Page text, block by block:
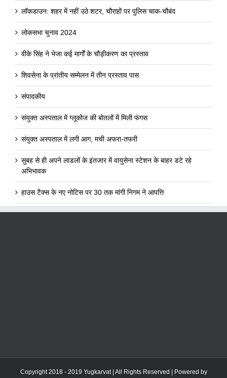
लॉकडाउन: शहर में नहीं उठे शटर, चौराहों पर पुलिस चाक-चौबंद
लोकसभा चुनाव 2024
वीके सिंह ने भेजा कई मार्गों के चौड़ीकरण का प्रस्ताव
शिवसेना के प्रांतीय सम्मेलन में तीन प्रस्ताव पास
संपादकीय
संयुक्त अस्पताल में ग्लूकोज की बोतलों में मिली फंगस
संयुक्त अस्पताल में लगी आग, मची अफरा-तफरी
सुबह से ही अपने लाडलों के इंतजार में वायुसेना स्टेशन के बाहर डटे रहे
अभिभावक
हाउस टैक्स के नए नोटिस पर 30 तक मांगी निगम ने आपत्ति
Copyright 2018 - 2019 Yugkarvat | All Rights Reserved | Powered by